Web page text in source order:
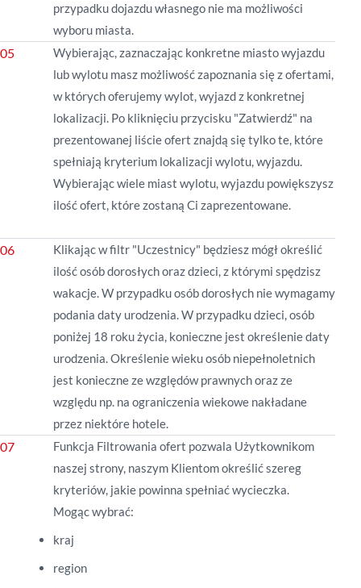
przypadku dojazdu własnego nie ma możliwości
wyboru miasta.
Wybierając, zaznaczając konkretne miasto wyjazdu
lub wylotu masz możliwość zapoznania się z ofertami,
w których oferujemy wylot, wyjazd z konkretnej
lokalizacji. Po kliknięciu przycisku "Zatwierdź" na
prezentowanej liścieofert znajdą się tylko te, które
spełniają kryterium lokalizacji wylotu, wyjazdu.
Wybierając wiele miast wylotu, wyjazdu powiększysz
ilość ofert, które zostaną Ci zaprezentowane.
Klikając w filtr "Uczestnicy" będziesz mógł określić
ilość osób dorosłych oraz dzieci, z którymi spędzisz
wakacje. W przypadku osób dorosłych nie wymagamy
podania daty urodzenia. W przypadku dzieci, osób
poniżej 18 roku życia, konieczne jest określenie daty
urodzenia. Określenie wieku osób niepełnoletnich
jest konieczne ze względów prawnych oraz ze
względu np. na ograniczenia wiekowe nakładane
przez niektóre hotele.
Funkcja Filtrowania ofert pozwala Użytkownikom
naszej strony, naszym Klientom określić szereg
kryteriów, jakie powinna spełniać wycieczka.
Mogąc wybrać:
kraj
region